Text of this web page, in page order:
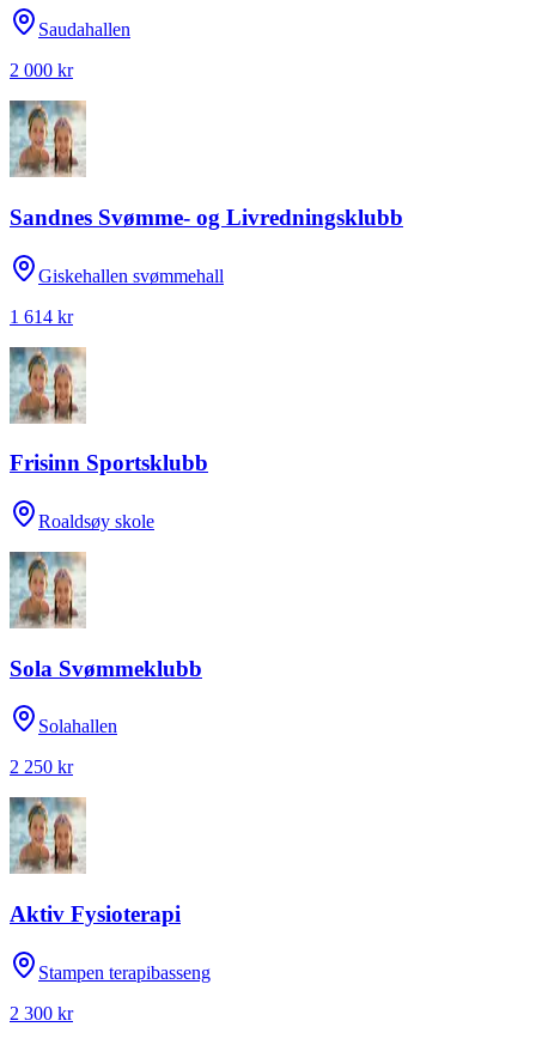
Saudahallen
2 000 kr
Sandnes Svømme- og Livredningsklubb
Giskehallen svømmehall
1 614 kr
Frisinn Sportsklubb
Roaldsøy skole
Sola Svømmeklubb
Solahallen
2 250 kr
Aktiv Fysioterapi
Stampen terapibasseng
2 300 kr